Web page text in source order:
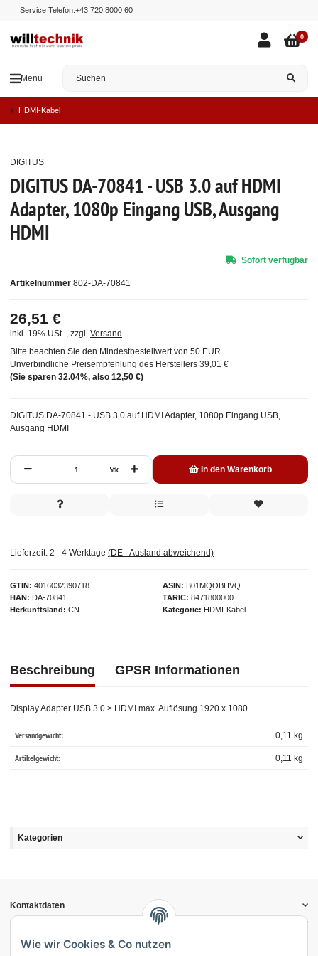
Wie wir Cookies & Co nutzen
Service Telefon:+43 720 8000 60
Menü
0
HDMI-Kabel
DIGITUS DA-70841 - USB 3.0 auf HDMI
Adapter, 1080p Eingang USB, Ausgang
HDMI
Artikelnummer 802-DA-70841
GTIN 4016032390718
HAN
DA-70841
Herkunftsland
CN
ASIN
B01MQOBHVQ
TARIC
8471800000
Kategorie
HDMI-Kabel
DIGITUS
DIGITUS DA-70841 - USB 3.0 auf HDMI Adapter, 1080p Eingang USB,
Ausgang HDMI
26,51 €
inkl. 19% USt. , zzgl. Versand
Bitte beachten Sie den Mindestbestellwert von 50 EUR.
Unverbindliche Preisempfehlung des Herstellers 39,01 €
(Sie sparen 32.04%, also 12,50 €)
Stk In den Warenkorb
Sofort verfügbar
Lieferzeit: 2 - 4 Werktage (DE - Ausland abweichend)
Beschreibung GPSR Informationen
Display Adapter USB 3.0 > HDMI max. Auflösung 1920 x 1080
Versandgewicht: 0,11 kg
Artikelgewicht: 0,11 kg
Kategorien
Kontaktdaten
Informationen
Gesetzliche Informationen